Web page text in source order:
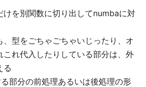
けを別関数に切り出してnumbaに対
、型をごちゃごちゃいじったり、オ
これ代入したりしている部分は、外
る
部分の前処理あるいは後処理の形